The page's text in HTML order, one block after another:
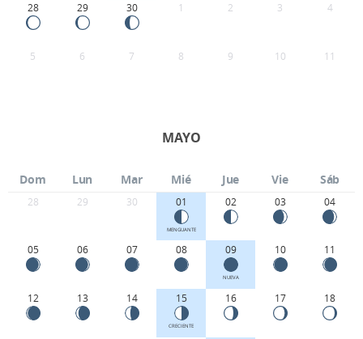
28 29 30 1 2 3 4
5 6 7 8 9 10 11
MAYO
Dom Lun Mar Mié Jue Vie Sáb
28 29 30 01
MENGUANTE
02 03 04
05 06 07 08 09
NUEVA
10 11
12 13 14 15
CRECIENTE
16 17 18